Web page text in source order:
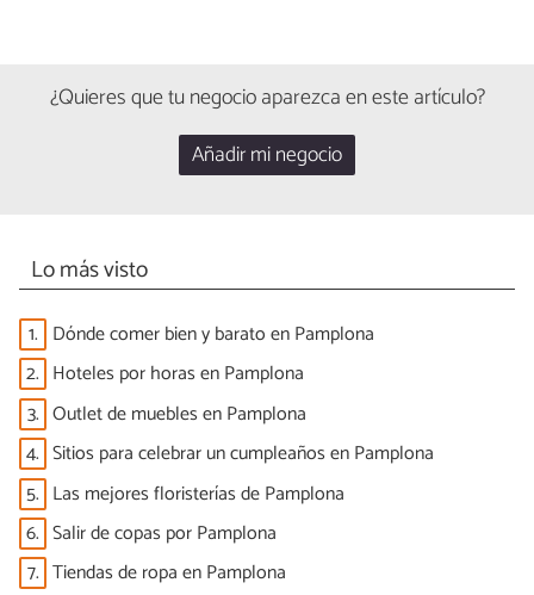
¿Quieres que tu negocio aparezca en este artículo?
Añadir mi negocio
Lo más visto
1. Dónde comer bien y barato en Pamplona
2. Hoteles por horas en Pamplona
3. Outlet de muebles en Pamplona
4. Sitios para celebrar un cumpleaños en Pamplona
5. Las mejores floristerías de Pamplona
6. Salir de copas por Pamplona
7. Tiendas de ropa en Pamplona